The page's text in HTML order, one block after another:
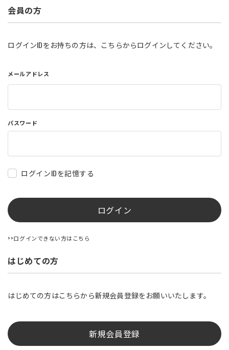
ナップスメンバーズ
店舗を探す
コーポレートサイト
利用規約
商品レビュー利用規約
プライバシーポリシー
会員の方
ログインIDをお持ちの方は、こちらからログインしてください。
メールアドレス
パスワード
ログインIDを記憶する
ログイン
>>ログインできない方はこちら
はじめての方
はじめての方はこちらから新規会員登録をお願いいたします。
新規会員登録